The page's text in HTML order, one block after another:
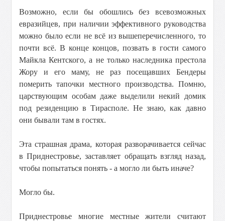
Возможно, если бы обошлись без всевозможных
евразийцев, при наличии эффективного руководства
можно было если не всё из вышеперечисленного, то
почти всё. В конце концов, позвать в гости самого
Майкла Кентского, а не только наследника престола
Жору и его маму, не раз посещавших Бендеры
померить тапочки местного производства. Помню,
царствующим особам даже выделили некий домик
под резиденцию в Тирасполе. Не знаю, как давно
они бывали там в гостях.
Эта страшная драма, которая разворачивается сейчас
в Приднестровье, заставляет обращать взгляд назад,
чтобы попытаться понять - а могло ли быть иначе?
Могло бы.
Приднестровье многие местные жители считают